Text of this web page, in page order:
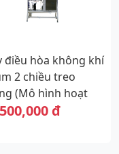
điều hòa không khí
2 chiều treo
(Mô hình hoạt
được)
đ